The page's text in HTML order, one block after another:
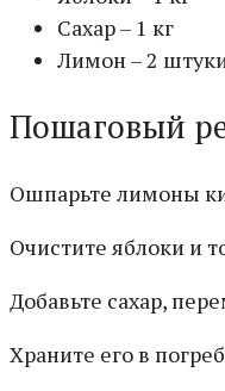
Сахар – 1 кг
Лимон – 2
Пошаговый
Ошпарьте лимоны
Очистите яблоки и
Добавьте сахар,
Храните его в